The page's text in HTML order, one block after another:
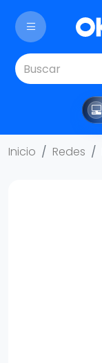
Inicio Redes